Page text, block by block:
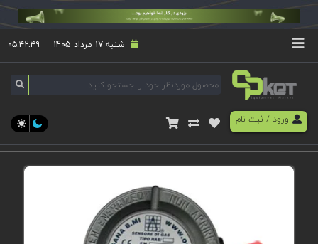
شنبه 17 مرداد 1405 ۰۵:۴۲:۵۰
ورود/ ثبت نام